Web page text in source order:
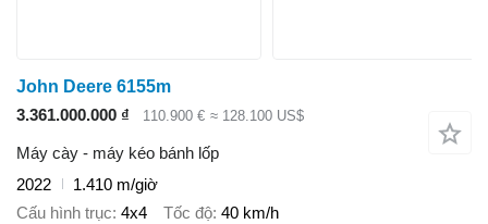
John Deere 6155m
3.361.000.000 ₫
110.900 € ≈ 128.100 US$
Máy cày - máy kéo bánh lốp
2022
1.410 m/giờ
Cấu hình trục 4x4 Tốc độ 40 km/h